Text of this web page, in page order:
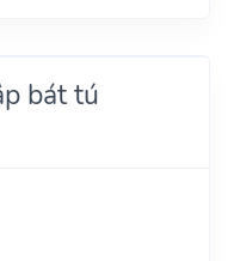
bát tú